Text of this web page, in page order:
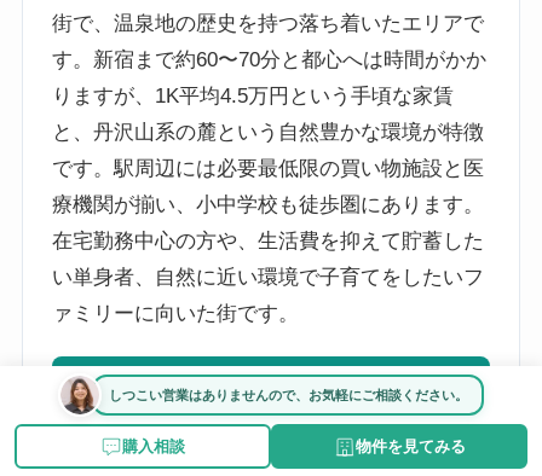
街で、温泉地の歴史を持つ落ち着いたエリアで
す。新宿まで約60〜70分と都心へは時間がかか
りますが、1K平均4.5万円という手頃な家賃
と、丹沢山系の麓という自然豊かな環境が特徴
です。駅周辺には必要最低限の買い物施設と医
療機関が揃い、小中学校も徒歩圏にあります。
在宅勤務中心の方や、生活費を抑えて貯蓄した
い単身者、自然に近い環境で子育てをしたいフ
ァミリーに向いた街です。
鶴巻温泉駅の物件を探す
しつこい営業はありませんので、お気軽にご相談ください。
購入相談 物件を見てみる